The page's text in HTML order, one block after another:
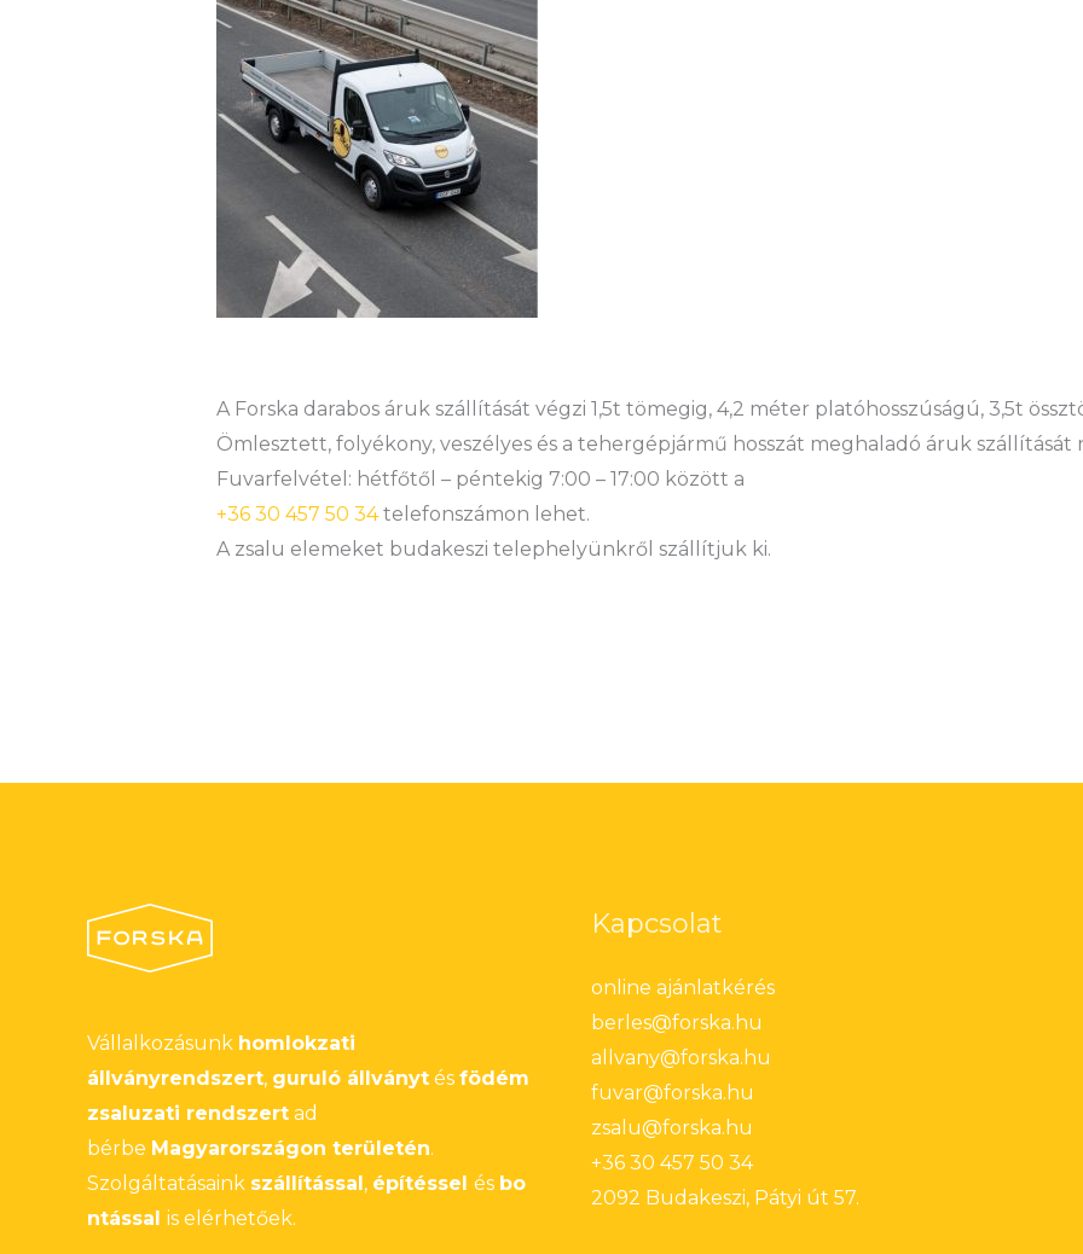
A Forska darabos áruk szállítását végzi 1,5t tömegig, 4,2 méter platóhosszúságú, 3,5t
Ömlesztett, folyékony, veszélyes és a tehergépjármű hosszát meghaladó áruk szállítását
Fuvarfelvétel: hétfőtől – péntekig 7:00 – 17:00 között a
+36 30 457 50 34telefonszámon lehet.
A zsalu elemeket budakeszi telephelyünkről szállítjuk ki.
Vállalkozásunk homlokzati
állványrendszert, guruló állványt és födém
zsaluzati rendszert ad
bérbe Magyarországon területén.
Szolgáltatásaink szállítással , építéssel és bo
ntással is elérhetőek.
Kapcsolat
online ajánlatkérés
berles@forska.hu
allvany@forska.hu
fuvar@forska.hu
zsalu@forska.hu
+36 30 457 50 34
2092 Budakeszi, Pátyi út 57.